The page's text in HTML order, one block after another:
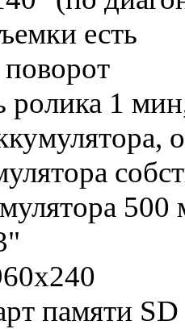
есть
ролика 1
памяти